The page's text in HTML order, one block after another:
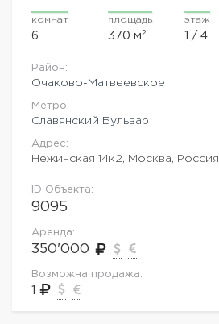
комнат
6
площадь
370 м2
этаж
1 / 4
Район:
Очаково-Матвеевское
Метро:
Славянский Бульвар
Адрес:
Нежинская 14к2, Москва, Россия
ID Объекта:
9095
Аренда:
350'000
Возможна продажа:
1